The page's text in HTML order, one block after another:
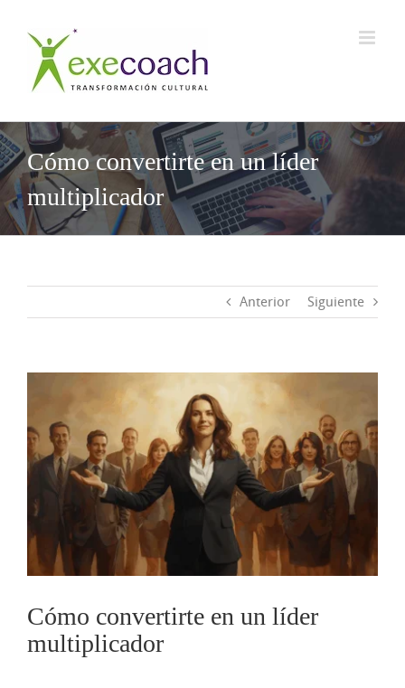
contenido
Cómo convertirte en un líder
multiplicador
Anterior Siguiente
más
grande
Cómo convertirte en un líder
multiplicador